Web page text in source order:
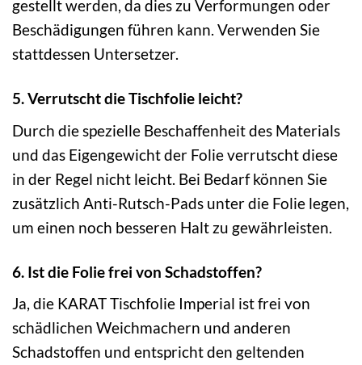
gestellt werden, da dies zu Verformungen oder
Beschädigungen führen kann. Verwenden Sie
stattdessen Untersetzer.
5. Verrutscht die Tischfolie leicht?
Durch die spezielle Beschaffenheit des Materials
und das Eigengewicht der Folie verrutscht diese
in der Regel nicht leicht. Bei Bedarf können Sie
zusätzlich Anti-Rutsch-Pads unter die Folie legen,
um einen noch besseren Halt zu gewährleisten.
6. Ist die Folie frei von Schadstoffen?
Ja, die KARAT Tischfolie Imperial ist frei von
schädlichen Weichmachern und anderen
Schadstoffen und entspricht den geltenden